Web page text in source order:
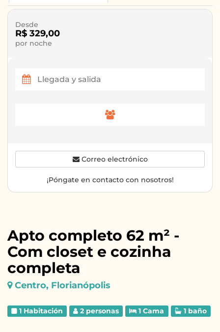
Apto completo 62 m² -
Com closet e cozinha
completa
Centro, Florianópolis
1 Habitación 2 personas 1 Cama 1 baño
Desde
R$ 329,00
por noche
Correo electrónico
¡Póngate en contacto con nosotros!